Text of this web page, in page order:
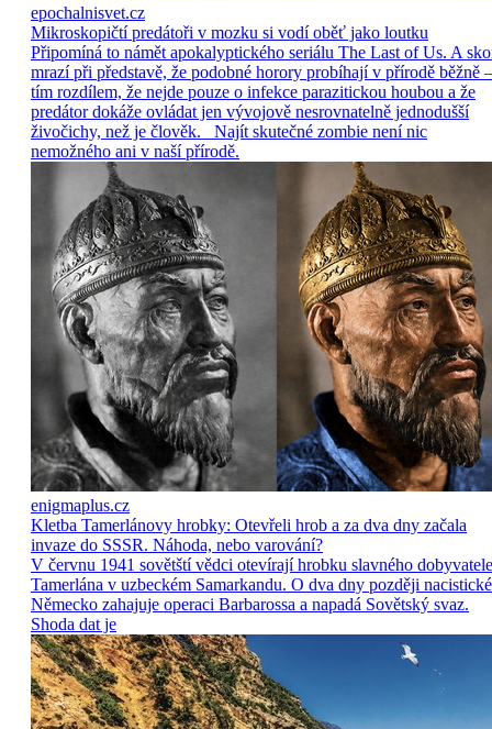
epochalnisvet.cz
Mikroskopičtí predátoři v mozku si vodí oběť jako loutku
Připomíná to námět apokalyptického seriálu The Last of Us. A
mrazí při představě, že podobné horory probíhají v přírodě běžně
tím rozdílem, že nejde pouze o infekce parazitickou houbou a že
predátor dokáže ovládat jen vývojově nesrovnatelně jednodušší
živočichy, než je člověk. Najít skutečné zombie není nic
nemožného ani v naší přírodě.
enigmaplus.cz
Kletba Tamerlánovy hrobky: Otevřeli hrob a za dva dny začala
invaze do SSSR. Náhoda, nebo varování?
V červnu 1941 sovětští vědci otevírají hrobku slavného dobyvatele
Tamerlána v uzbeckém Samarkandu. O dva dny později nacistické
Německo zahajuje operaci Barbarossa a napadá Sovětský svaz.
Shoda dat je